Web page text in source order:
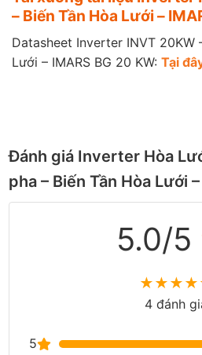
– Biến Tần Hòa Lưới –
Datasheet Inverter INVT 20KW
Lưới – IMARS BG 20 KW: Tại
Đánh giá Inverter Hòa
pha – Biến Tần Hòa Lưới
5.0/5
★★★★
4 đánh
5